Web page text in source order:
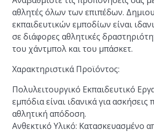
αθλητές όλων των επιπέδων.
εκπαιδευτικών εμποδίων είναι
σε διάφορες αθλητικές
του χάντμπολ και του μπάσκετ.
Χαρακτηριστικά Προϊόντος:
Πολυλειτουργικό Εκπαιδευτικό
εμπόδια είναι ιδανικά για
αθλητική απόδοση.
Ανθεκτικό Υλικό: Κατασκευασμένο